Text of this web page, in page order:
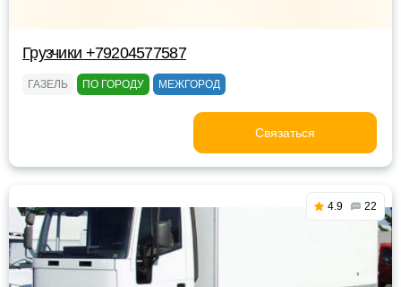
Грузчики +79204577587
ГАЗЕЛЬ ПО ГОРОДУ МЕЖГОРОД
Связаться
4.9 22